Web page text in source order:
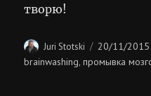
творю!
Author
Juri Stotski
Posted
on
20/11/2015
brainwashing,промывка